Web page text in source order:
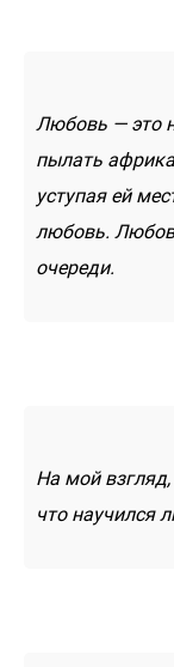
Любовь — это
пылать
уступая ей
любовь.
очереди.
На мой взгляд,
что научился